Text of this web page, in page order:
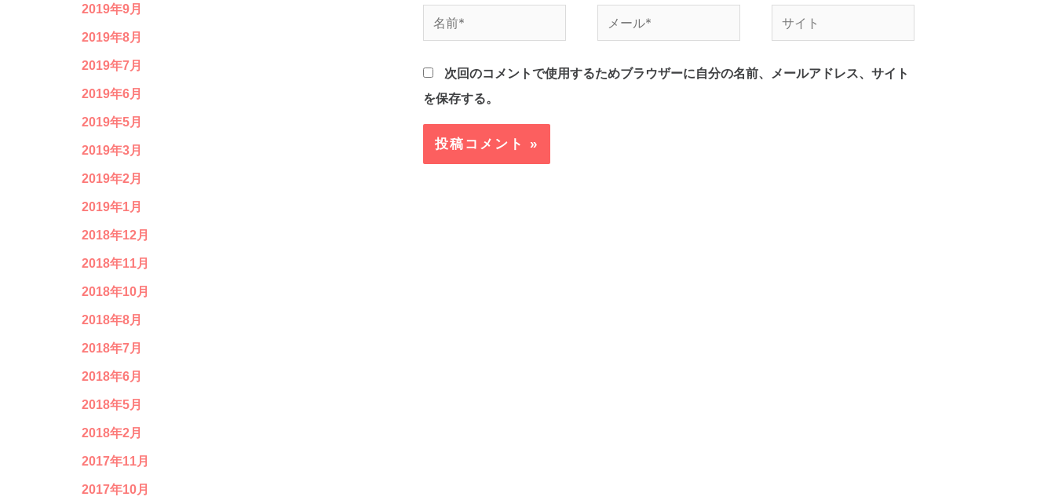
2019年9月
2019年8月
2019年7月
2019年6月
2019年5月
2019年3月
2019年2月
2019年1月
2018年12月
2018年11月
2018年10月
2018年8月
2018年7月
2018年6月
2018年5月
2018年2月
2017年11月
2017年10月
前
*
ー
ル
イ
ト
次回のコメントで使用するためブラウザーに自分の名前、メールアドレス、サイト
を保存する。